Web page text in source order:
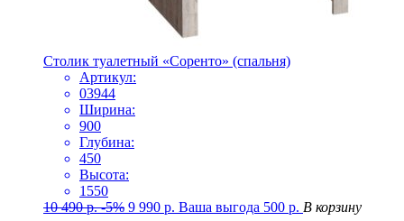
Столик туалетный «Соренто» (спальня)
Артикул:
03944
Ширина:
900
Глубина:
450
Высота:
1550
10 490р. -5% 9 990 р. Ваша выгода 500 р. В корзину